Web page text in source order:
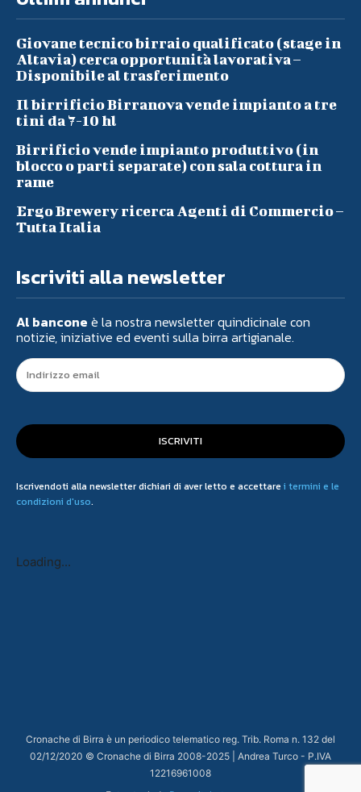
Giovane tecnico birraio qualificato (stage in
Altavia) cerca opportunità lavorativa –
Disponibile al trasferimento
Il birrificio Birranova vende impianto a tre
tini da 7-10 hl
Birrificio vende impianto produttivo (in
blocco o parti separate) con sala cottura in
rame
Ergo Brewery ricerca Agenti di Commercio –
Tutta Italia
Iscriviti alla newsletter
Al bancone è la nostra newsletter quindicinale con
notizie, iniziative ed eventi sulla birra artigianale.
ISCRIVITI
Iscrivendoti alla newsletter dichiari di aver letto e accettare i termini e le
condizioni d'uso.
Loading...
Cronache di Birra è un periodico telematico reg. Trib. Roma n. 132 del
02/12/2020 © Cronache di Birra 2008-2025 | Andrea Turco - P.IVA
12216961008